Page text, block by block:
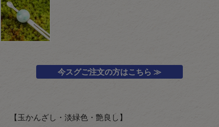
今スグご注文の方はこちら ≫
【玉かんざし・淡緑色・艶良し】